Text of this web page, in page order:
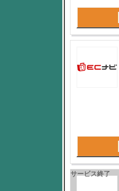
サービス終了